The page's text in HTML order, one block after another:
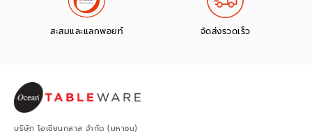
สะสมและแลกพอยท์ จัดส่งรวดเร็ว
บริษัท โอเชียนกลาส จำกัด (มหาชน)